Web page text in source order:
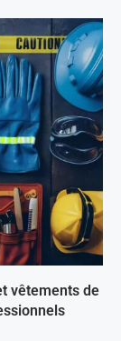
vêtements de